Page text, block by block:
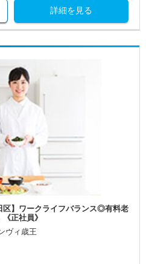
詳細を見る
区】ワークライフバランス◎有料老
正社員》
ヴィ歳王